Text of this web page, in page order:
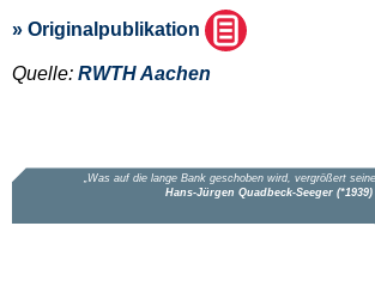
» Originalpublikation
Quelle: RWTH Aachen